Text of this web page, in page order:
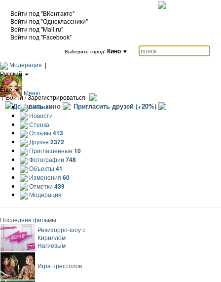
Войти под "ВКонтакте"
Войти под "Одноклассники"
Войти под "Mail.ru"
Войти под "Facebook"
Выберите город: Кино ▼
Модерация |
Русский
|
Еще
|Войти / Зарегистрироваться
Добавить кино Пригласить друзей (+20%)
Меню
Главная
Новости
Стенка
Отзывы 413
Друзья 2372
Приглашенные 10
Фотографии 748
Объекты 41
Изменения 60
Отметки 439
Модерация
Последние фильмы
Ревизорро-шоу с
Кириллом
Нагиевым
Игра престолов